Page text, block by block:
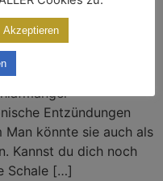
die auch
Nimmt die
unserer Gesundheit
ihre Entwicklung
Entzündungen
könnte sie auch als
Kannst du dich noch
Schale […]
Akzeptieren